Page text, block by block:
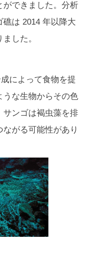
ができました。分析
は 2014 年以降大
した。
によって食物を提
うな生物からその色
サンゴは褐虫藻を排
がる可能性があり